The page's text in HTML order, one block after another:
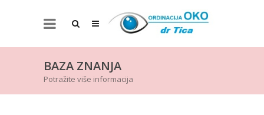
BAZA ZNANJA
Potražite više informacija